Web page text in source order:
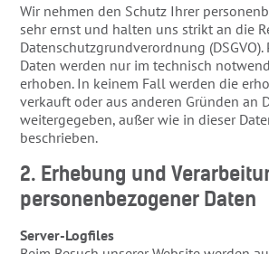
Wir nehmen den Schutz Ihrer
sehr ernst und halten uns strikt an die
Datenschutzgrundverordnung
Daten werden nur im technisch
erhoben. In keinem Fall werden die
verkauft oder aus anderen Gründen an
weitergegeben, außer wie in dieser
beschrieben.
2. Erhebung und
personenbezogener Daten
Server-Logfiles